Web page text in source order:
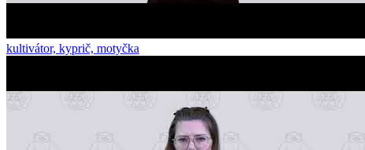
kultivátor, kyprič, motyčka